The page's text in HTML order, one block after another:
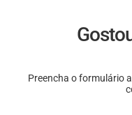
Preencha o formulário